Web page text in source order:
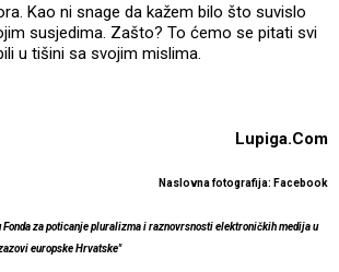
Kao ni snage da kažem bilo što suvislo
susjedima. Zašto? To ćemo se pitati svi
u tišini sa svojim mislima.
Lupiga.Com
Naslovna fotografija: Facebook
Fonda za poticanje pluralizma i raznovrsnosti elektroničkih medija u
europske Hrvatske"